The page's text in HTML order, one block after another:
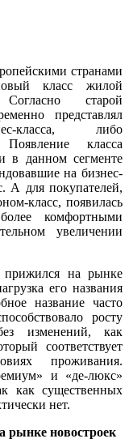
странами
класс жилой
старой
представлял
класса, либо
Появление класса
в данном сегменте
на бизнес-
А для покупателей,
класс, появилась
комфортными
увеличении
на рынке
его названия
название часто
росту
изменений, как
соответствует
проживания.
и «де-люкс»
как существенных
нет.
рынке новостроек